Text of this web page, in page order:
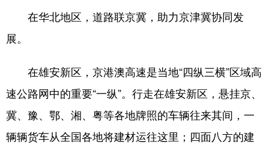
在华北地区，道路联京冀，助力京津冀协同发
展。
在雄安新区，京港澳高速是当地“四纵三横”区域高
速公路网中的重要“一纵”。行走在雄安新区，悬挂京、
冀、豫、鄂、湘、粤等各地牌照的车辆往来其间，一
辆辆货车从全国各地将建材运往这里；四面八方的建